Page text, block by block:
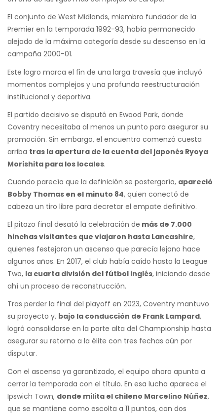
El conjunto de West Midlands, miembro fundador de la
Premier en la temporada 1992-93, había permanecido
alejado de la máxima categoría desde su descenso en la
campaña 2000-01.
Este logro marca el fin de una larga travesía que incluyó
momentos complejos y una profunda reestructuración
institucional y deportiva.
El partido decisivo se disputó en Ewood Park, donde
Coventry necesitaba al menos un punto para asegurar su
promoción. Sin embargo, el encuentro comenzó cuesta
arriba tras la apertura de la cuenta del japonés Ryoya
Morishita para los locales.
Cuando parecía que la definición se postergaría, apareció
Bobby Thomas en el minuto 84, quien conectó de
cabeza un tiro libre para decretar el empate definitivo.
El pitazo final desató la celebración de más de 7.000
hinchas visitantes que viajaron hasta Lancashire,
quienes festejaron un ascenso que parecía lejano hace
algunos años. En 2017, el club había caído hasta la League
Two, la cuarta división del fútbol inglés, iniciando desde
ahí un proceso de reconstrucción.
Tras perder la final del playoff en 2023, Coventry mantuvo
su proyecto y, bajo la conducción de Frank Lampard,
logró consolidarse en la parte alta del Championship hasta
asegurar su retorno a la élite con tres fechas aún por
disputar.
Con el ascenso ya garantizado, el equipo ahora apunta a
cerrar la temporada con el título. En esa lucha aparece el
Ipswich Town, donde milita el chileno Marcelino Núñez,
que se mantiene como escolta a 11 puntos, con dos